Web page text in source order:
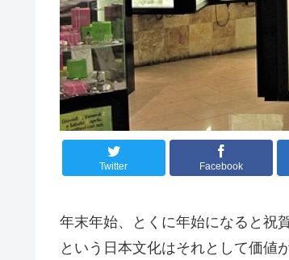
Twitter Facebook
年末年始、とくに年始になると祝
という日本文化はそれとして価値